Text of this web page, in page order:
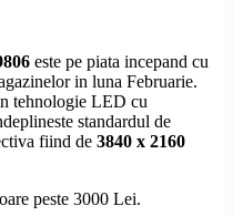
este pe piata incepand cu
in luna Februarie.
tehnologie LED cu
standardul de
fiind de 3840 x 2160
peste 3000 Lei.